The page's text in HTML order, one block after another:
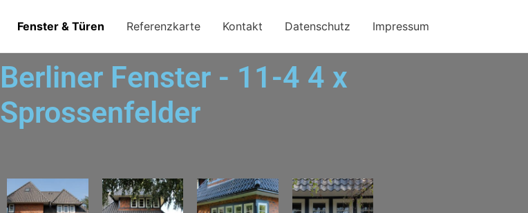
Fenster & Türen Referenzkarte Kontakt Datenschutz Impressum
Berliner Fenster - 11-4 4 x
Sprossenfelder